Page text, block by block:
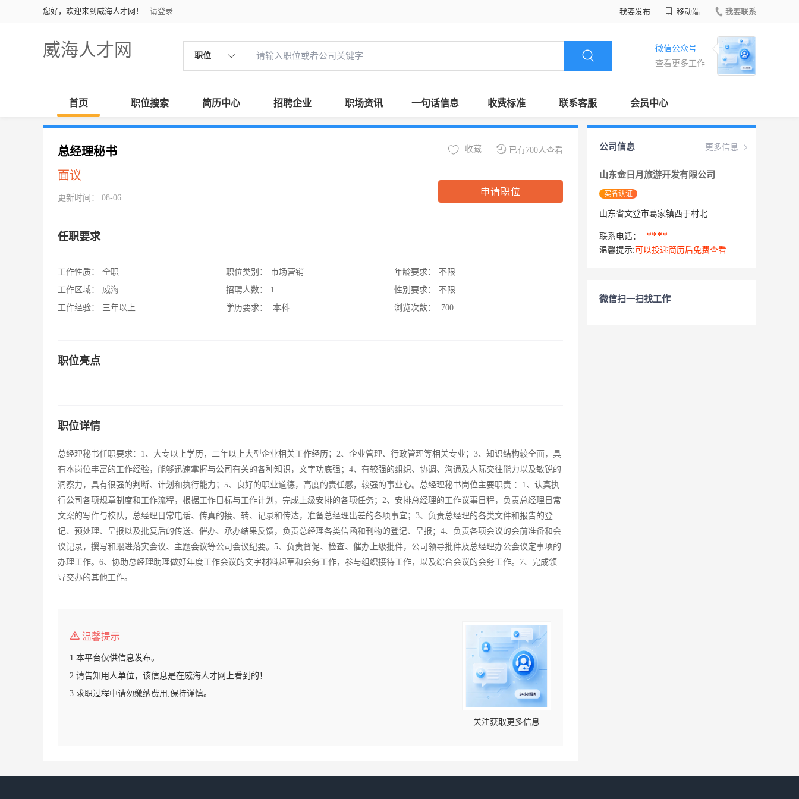
您好，欢迎来到威海人才网！ 请登录 我要发布 移动端 我要联系
威海人才网 职位
微信公众号
查看更多工作
首页 职位搜索 简历中心 招聘企业 职场资讯 一句话信息 收费标准 联系客服 会员中心
总经理秘书
面议
更新时间： 08-06
已有700人查看
收藏
申请职位
任职要求
工作性质：
全职
工作区域：
威海
工作经验：
三年以上
职位类别：
市场营销
招聘人数：
1
学历要求：
本科
年龄要求：
不限
性别要求：
不限
浏览次数：
700
职位亮点
职位详情
总经理秘书任职要求：1、大专以上学历，二年以上大型企业相关工作经历；2、企业管理、行政管理等相关专业；3、知识结构较全面，具
有本岗位丰富的工作经验，能够迅速掌握与公司有关的各种知识，文字功底强；4、有较强的组织、协调、沟通及人际交往能力以及敏锐的
洞察力，具有很强的判断、计划和执行能力；5、良好的职业道德，高度的责任感，较强的事业心。总经理秘书岗位主要职责 ：1、认真执
行公司各项规章制度和工作流程，根据工作目标与工作计划，完成上级安排的各项任务；2、安排总经理的工作议事日程，负责总经理日常
文案的写作与校队，总经理日常电话、传真的接、转、记录和传达，准备总经理出差的各项事宜；3、负责总经理的各类文件和报告的登
记、预处理、呈报以及批复后的传送、催办、承办结果反馈，负责总经理各类信函和刊物的登记、呈报；4、负责各项会议的会前准备和会
议记录，撰写和跟进落实会议、主题会议等公司会议纪要。5、负责督促、检查、催办上级批件，公司领导批件及总经理办公会议定事项的
办理工作。6、协助总经理助理做好年度工作会议的文字材料起草和会务工作，参与组织接待工作，以及综合会议的会务工作。7、完成领
导交办的其他工作。
温馨提示
1.本平台仅供信息发布。
2.请告知用人单位，该信息是在威海人才网上看到的！
3.求职过程中请勿缴纳费用,保持谨慎。
关注获取更多信息
更多信息
公司信息
山东金日月旅游开发有限公司
实名认证
山东省文登市葛家镇西于村北
联系电话： ****
温馨提示: 可以投递简历后免费查看
微信扫一扫找工作